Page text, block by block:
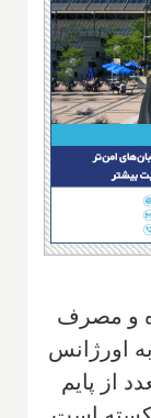
گفت بعد از گذشت 2 ماه و مصرف
اورژانس
از پایم